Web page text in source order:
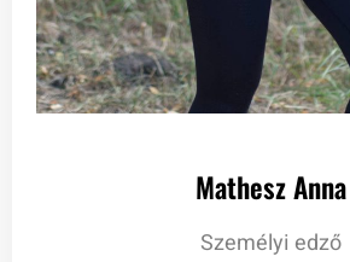
Mathesz Anna
Személyi edző